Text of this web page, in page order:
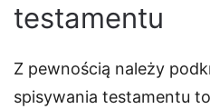
testamentu
Z pewnością należy
spisywania testamentu